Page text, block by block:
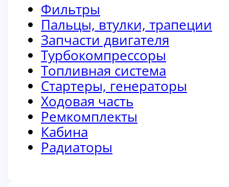
Фильтры
Пальцы, втулки, трапеции
Запчасти двигателя
Турбокомпрессоры
Топливная система
Стартеры, генераторы
Ходовая часть
Ремкомплекты
Кабина
Радиаторы